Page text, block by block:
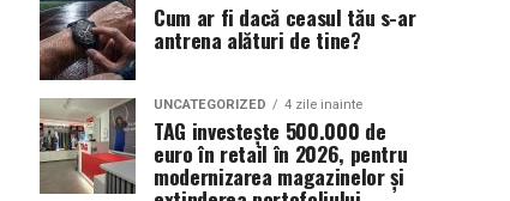
Cum ar fi dacă ceasul tău s-ar
antrena alături de tine?
UNCATEGORIZED 4 zile inainte
TAG investește 500.000 de
euro în retail în 2026, pentru
modernizarea magazinelor și